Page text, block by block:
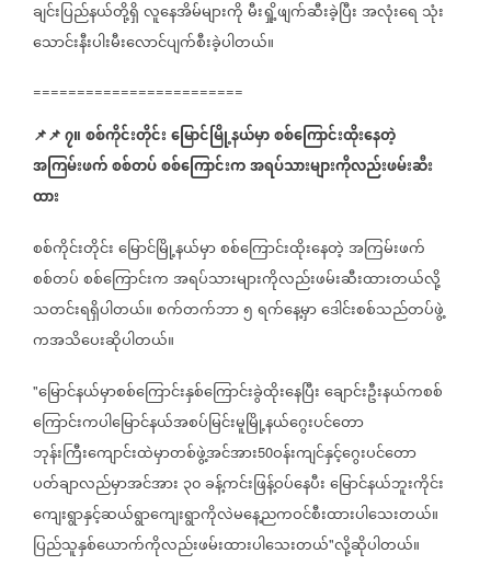
ချင်းပြည်နယ်တို့ရှိလူနေအိမ်များကိုမီးရှို့ဖျက်ဆီးခဲ့ပြီးအလုံးရေ သုံး
သောင်းနီးပါးမီးလောင်ပျက်စီးခဲ့ပါတယ်။
========================
📌📌၇။စစ်ကိုင်းတိုင်းမြောင်မြို့နယ်မှာစစ်ကြောင်းထိုးနေတဲ့
အကြမ်းဖက်စစ်တပ်စစ်ကြောင်းကအရပ်သားများကိုလည်းဖမ်းဆီး
ထား
စစ်ကိုင်းတိုင်းမြောင်မြို့နယ်မှာစစ်ကြောင်းထိုးနေတဲ့အကြမ်းဖက်
စစ်တပ်စစ်ကြောင်းကအရပ်သားများကိုလည်းဖမ်းဆီးထားတယ်လို့
သတင်းရရှိပါတယ်။စက်တက်ဘာ၅ရက်နေ့မှာဒေါင်းစစ်သည်တပ်ဖွဲ့
ကအသိပေးဆိုပါတယ်။
"မြောင်နယ်မှာစစ်ကြောင်းနှစ်ကြောင်းခွဲထိုးနေပြီးချောင်းဦးနယ်ကစစ်
ကြောင်းကပါမြောင်နယ်အစပ်မြင်းမူမြို့နယ်ဂွေးပင်တော
ဘုန်းကြီးကျောင်းထဲမှာတစ်ဖွဲ့အင်အား50ဝန်းကျင်နှင့်ဂွေးပင်တော
ပတ်ချာလည်မှာအင်အား ၃၀ခန့်ကင်းဖြန့်ဝပ်နေပီးမြောင်နယ်ဘူးကိုင်း
ကျေးရွာနှင့်ဆယ်ရွာကျေးရွာကိုလဲမနေ့ညကဝင်စီးထားပါသေးတယ်။
ပြည်သူနှစ်ယောက်ကိုလည်းဖမ်းထားပါသေးတယ်"လို့ဆိုပါတယ်။